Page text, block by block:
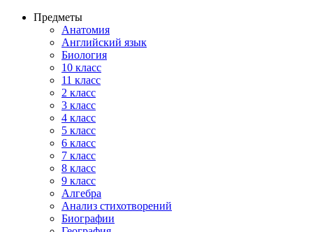
Предметы
Анатомия
Английский язык
Биология
10 класс
11 класс
2 класс
3 класс
4 класс
5 класс
6 класс
7 класс
8 класс
9 класс
Алгебра
Анализ стихотворений
Биографии